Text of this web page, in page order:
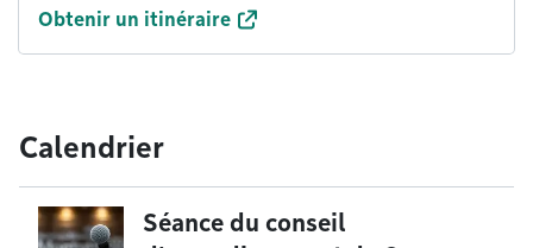
Obtenir un itinéraire
Calendrier
Séance du conseil